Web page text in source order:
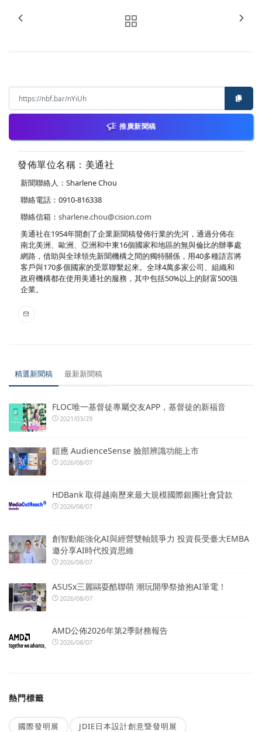
推廣新聞稿
發佈單位名稱：美通社
新聞聯絡人：Sharlene Chou
聯絡電話：0910-816338
聯絡信箱： sharlene.chou@cision.com
美通社在1954年開創了企業新聞稿發佈行業的先河，通過分佈在
南北美洲、歐洲、亞洲和中東16個國家和地區的無與倫比的辦事處
網路，借助與全球領先新聞機構之間的獨特關係，用40多種語言將
客戶與170多個國家的受眾聯繫起來。全球4萬多家公司、組織和
政府機構都在使用美通社的服務，其中包括50%以上的財富500強
企業。
精選新聞稿 最新新聞稿
FLOC唯一基督徒專屬交友APP，基督徒的新福音
2021/03/29
鎧應 AudienceSense 臉部辨識功能上市
2026/08/07
HDBank 取得越南歷來最大規模國際銀團社會貸款
2026/08/07
創智動能強化AI與經營雙軸競爭力 投資長受臺大EMBA
邀分享AI時代投資思維
2026/08/07
ASUSx三麗鷗耍酷聯萌 潮玩開學祭搶抱AI筆電！
2026/08/07
AMD公佈2026年第2季財務報告
2026/08/07
熱門標籤
國際發明展 JDIE日本設計創意暨發明展